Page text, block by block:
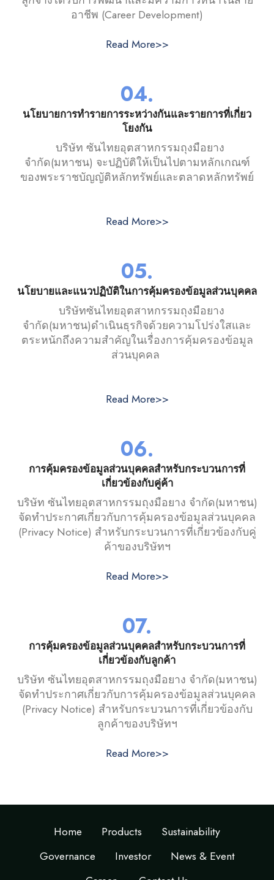
อาชีพ (Career Development)
Read More>>
04.
นโยบายการทำรายการระหว่างกันและรายการที่เกี่ยว
โยงกัน
บริษัท ซันไทยอุตสาหกรรมถุงมือยาง
จำกัด(มหาชน) จะปฏิบัติให้เป็นไปตามหลักเกณฑ์
ของพระราชบัญญัติหลักทรัพย์และตลาดหลักทรัพย์
Read More>>
05.
นโยบายและแนวปฏิบัติในการคุ้มครองข้อมูลส่วนบุคคล
บริษัทซันไทยอุตสาหกรรมถุงมือยาง
จำกัด(มหาชน)ดำเนินธุรกิจด้วยความโปร่งใสและ
ตระหนักถึงความสำคัญในเรื่องการคุ้มครองข้อมูล
ส่วนบุคคล
Read More>>
06.
การคุ้มครองข้อมูลส่วนบุคคลสำหรับกระบวนการที่
เกี่ยวข้องกับคู่ค้า
บริษัท ซันไทยอุตสาหกรรมถุงมือยาง จำกัด(มหาชน)
จัดทำประกาศเกี่ยวกับการคุ้มครองข้อมูลส่วนบุคคล
(Privacy Notice) สำหรับกระบวนการที่เกี่ยวข้องกับคู่
ค้าของบริษัทฯ
Read More>>
07.
การคุ้มครองข้อมูลส่วนบุคคลสำหรับกระบวนการที่
เกี่ยวข้องกับลูกค้า
บริษัท ซันไทยอุตสาหกรรมถุงมือยาง จำกัด(มหาชน)
จัดทำประกาศเกี่ยวกับการคุ้มครองข้อมูลส่วนบุคคล
(Privacy Notice) สำหรับกระบวนการที่เกี่ยวข้องกับ
ลูกค้าของบริษัทฯ
Read More>>
Home Products
Sustainability
Governance
Investor
News & Event